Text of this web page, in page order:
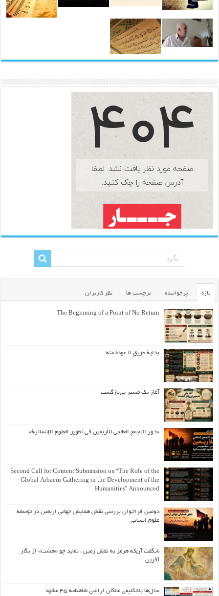
تازه پرخواننده برچسب ها نظر کاربران
The Beginning of a Point of No Return
بداية طريقٍ لا عودة منه
آغاز یک مسیر بی‌بازگشت
«دور التجمع العالمي للأربعين في تطوير العلوم الإنسانية».
Second Call for Content Submission on “The Role of the
Global Arbaein Gathering in the Development of the
Humanities” Announced
دومین فراخوان بررسی نقش همایش جهانی اربعین در توسعه
علوم انسانی
شگفت آن‌که هرمز به نقش زمین ، نماید چو «هشت» از نگار
آفرین
سال‌ها بلاتکلیفی مالکان اراضی شاهنامه ۳۵ مشهد